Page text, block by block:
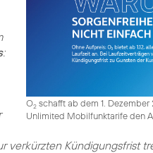
O2schafft ab dem 1. Dezember
Unlimited Mobilfunktarife den
:
verkürzten Kündigungsfrist